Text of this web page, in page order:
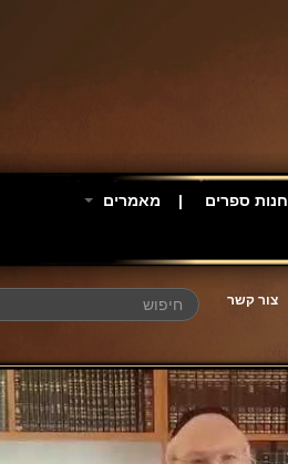
חנות ספרים מאמרים
צור קשר